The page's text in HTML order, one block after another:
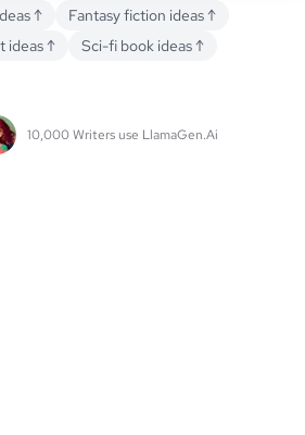
↑ Fantasy fiction ideas↑
ideas↑ Sci-fi book ideas↑
10,000 Writers use LlamaGen.Ai